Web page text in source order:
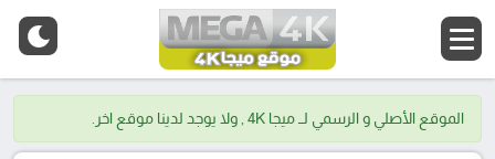
الموقع الأصلي و الرسمي لــ ميجا 4K , ولا يوجد لدينا موقع اخر.